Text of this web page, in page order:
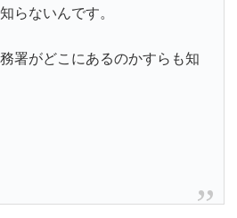
らないんです。
署がどこにあるのかすらも知